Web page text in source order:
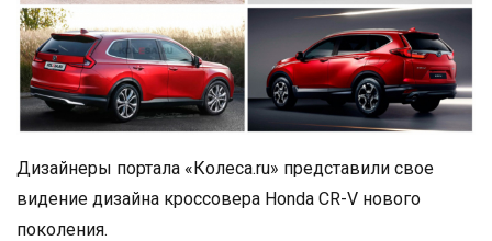
Дизайнеры портала «Колеса.ru» представили свое
видение дизайна кроссовера Honda CR-V нового
поколения.